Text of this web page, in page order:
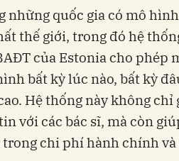
những quốc gia có mô
thế giới, trong đó hệ
của Estonia cho phép
bất kỳ lúc nào, bất kỳ
Hệ thống này không
với các bác sĩ, mà còn
chi phí hành chính và